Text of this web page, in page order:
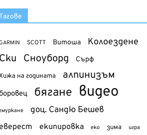
SCOTT Витоша Колоездене
Сноуборд Сърф
на годината алпинизъм
бягане видео
доц. Сандю Бешев
екипировка еко зима игра